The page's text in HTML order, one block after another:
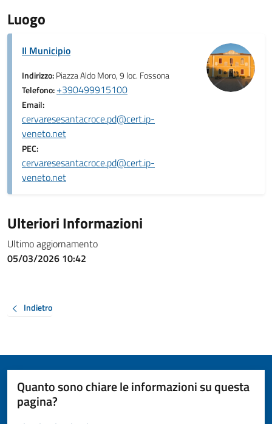
Luogo
Il Municipio
Indirizzo:Piazza Aldo Moro, 9 loc. Fossona
Telefono:+390499915100
Email:
cervaresesantacroce.pd@cert.ip-
veneto.net
PEC:
cervaresesantacroce.pd@cert.ip-
veneto.net
Ulteriori Informazioni
Ultimo aggiornamento
05/03/2026 10:42
Indietro
Quanto sono chiare le informazioni su questa
pagina?